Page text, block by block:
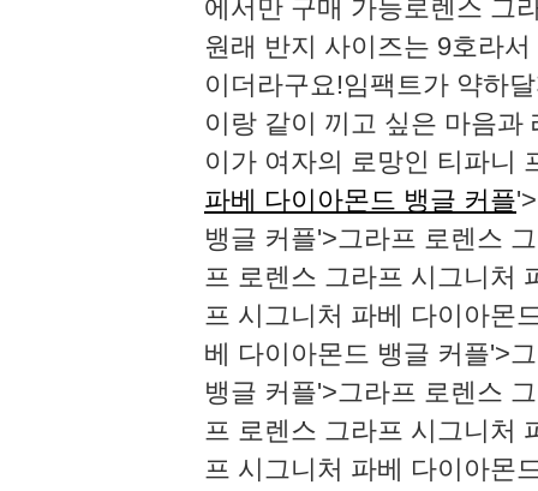
에서만 구매 가능로렌스 그
원래 반지 사이즈는 9호라
이더라구요!임팩트가 약하
이랑 같이 끼고 싶은 마음과
이가 여자의 로망인 티파니
파베 다이아몬드 뱅글 커플
뱅글 커플'>그라프 로렌스
프 로렌스 그라프 시그니처
프 시그니처 파베 다이아몬
베 다이아몬드 뱅글 커플'>
뱅글 커플'>그라프 로렌스
프 로렌스 그라프 시그니처
프 시그니처 파베 다이아몬